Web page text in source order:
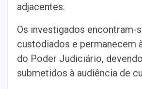
adjacentes.
Os investigados encontram-
custodiados e permanecem
do Poder Judiciário,
submetidos à audiência de